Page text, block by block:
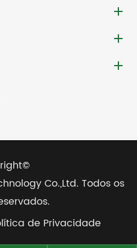
Co.,Ltd. Todos os
de Privacidade